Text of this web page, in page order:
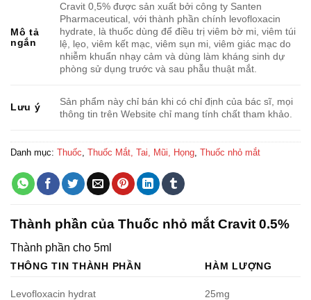
Mô tả
ngắn
Cravit 0,5% được sản xuất bởi công ty Santen
Pharmaceutical, với thành phần chính levofloxacin
hydrate, là thuốc dùng để điều trị viêm bờ mi, viêm túi
lệ, lẹo, viêm kết mạc, viêm sụn mi, viêm giác mạc do
nhiễm khuẩn nhạy cảm và dùng làm kháng sinh dự
phòng sử dụng trước và sau phẫu thuật mắt.
Lưu ý
Sản phẩm này chỉ bán khi có chỉ định của bác sĩ, mọi
thông tin trên Website chỉ mang tính chất tham khảo.
Danh mục: Thuốc Thuốc Mắt, Tai, Mũi, Họng Thuốc nhỏ mắt
Thành phần của Thuốc nhỏ mắt Cravit 0.5%
Thành phần cho 5ml
THÔNG TIN THÀNH PHẦN HÀM LƯỢNG
Levofloxacin hydrat 25mg